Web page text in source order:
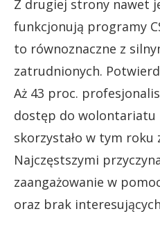
Z drugiej strony nawet
funkcjonują programy
to równoznaczne z
zatrudnionych.
Aż 43 proc.
dostęp do wolontariatu
skorzystało w tym roku
Najczęstszymi
zaangażowanie w
oraz brak